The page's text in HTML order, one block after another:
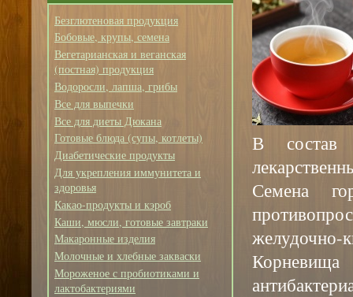
Безглютеновая продукция
Бобовые, крупы, семена
Вегетарианская и веганская
(постная) продукция
Водоросли, лапша, грибы
Все для выпечки
Все для диеты Дюкана
Готовые блюда (супы, котлеты)
Диабетические продукты
Для укрепления иммунитета и
здоровья
Какао-продукты и кэроб
Каши, мюсли, готовые завтраки
Макаронные изделия
Молочные и хлебные закваски
Мороженое с пробиотиками и
лактобактериями
В состав
Семена
желудочно-